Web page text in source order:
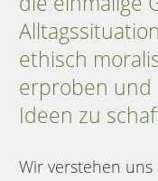
ethisch
erproben und
Ideen zu
Wir verstehen